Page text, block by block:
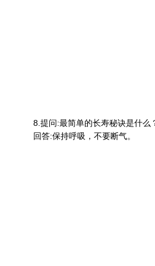
8.提问:最简单的长寿秘诀是什么
回答:保持呼吸，不要断气。